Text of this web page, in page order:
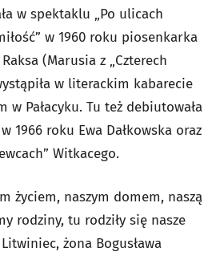
w spektaklu „Po ulicach
w 1960 roku piosenkarka
(Marusia z „Czterech
w literackim kabarecie
w Pałacyku. Tu też debiutowała
1966 roku Ewa Dałkowska oraz
Witkacego.
życiem, naszym domem, naszą
rodziny, tu rodziły się nasze
żona Bogusława